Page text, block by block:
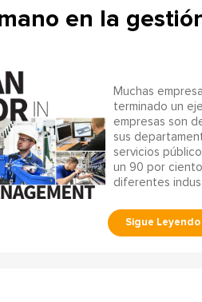
en la
Muchas
terminado un
empresas son
sus
servicios
un 90 por
diferentes